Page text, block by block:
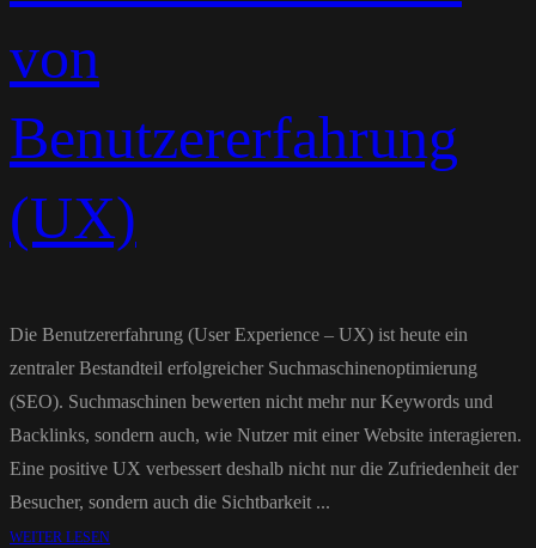
von
Benutzererfahrung
(UX)
Die Benutzererfahrung (User Experience – UX) ist heute ein
zentraler Bestandteil erfolgreicher Suchmaschinenoptimierung
(SEO). Suchmaschinen bewerten nicht mehr nur Keywords und
Backlinks, sondern auch, wie Nutzer mit einer Website interagieren.
Eine positive UX verbessert deshalb nicht nur die Zufriedenheit der
Besucher, sondern auch die Sichtbarkeit ...
WEITER LESEN